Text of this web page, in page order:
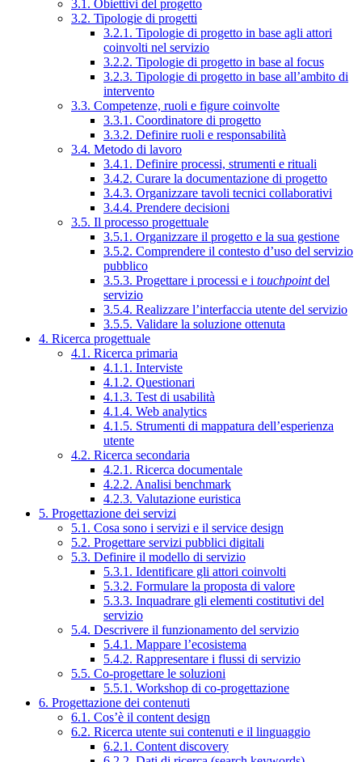
3.1. Obiettivi del progetto
3.2. Tipologie di progetti
3.2.1. Tipologie di progetto in base agli attori
coinvolti nel servizio
3.2.2. Tipologie di progetto in base al focus
3.2.3. Tipologie di progetto in base all’ambito di
intervento
3.3. Competenze, ruoli e figure coinvolte
3.3.1. Coordinatore di progetto
3.3.2. Definire ruoli e responsabilità
3.4. Metodo di lavoro
3.4.1. Definire processi, strumenti e rituali
3.4.2. Curare la documentazione di progetto
3.4.3. Organizzare tavoli tecnici collaborativi
3.4.4. Prendere decisioni
3.5. Il processo progettuale
3.5.1. Organizzare il progetto e la sua gestione
3.5.2. Comprendere il contesto d’uso del servizio
pubblico
3.5.3. Progettare i processi e i touchpointdel
servizio
3.5.4. Realizzare l’interfaccia utente del servizio
3.5.5. Validare la soluzione ottenuta
4. Ricerca progettuale
4.1. Ricerca primaria
4.1.1. Interviste
4.1.2. Questionari
4.1.3. Test di usabilità
4.1.4. Web analytics
4.1.5. Strumenti di mappatura dell’esperienza
utente
4.2. Ricerca secondaria
4.2.1. Ricerca documentale
4.2.2. Analisi benchmark
4.2.3. Valutazione euristica
5. Progettazione dei servizi
5.1. Cosa sono i servizi e il service design
5.2. Progettare servizi pubblici digitali
5.3. Definire il modello di servizio
5.3.1. Identificare gli attori coinvolti
5.3.2. Formulare la proposta di valore
5.3.3. Inquadrare gli elementi costitutivi del
servizio
5.4. Descrivere il funzionamento del servizio
5.4.1. Mappare l’ecosistema
5.4.2. Rappresentare i flussi di servizio
5.5. Co-progettare le soluzioni
5.5.1. Workshop di co-progettazione
6. Progettazione dei contenuti
6.1. Cos’è il content design
6.2. Ricerca utente sui contenuti e il linguaggio
6.2.1. Content discovery